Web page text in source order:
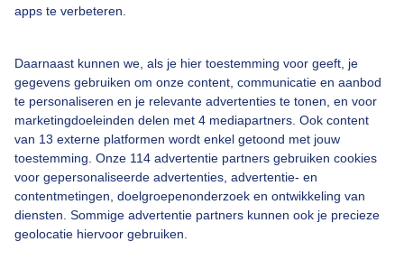
apps te verbeteren.
Daarnaast kunnen we, als je hier toestemming voor geeft, je
gegevens gebruiken om onze content, communicatie en aanbod
te personaliseren en je relevante advertenties te tonen, en voor
marketingdoeleinden delen met 4 mediapartners. Ook content
van 13 externe platformen wordt enkel getoond met jouw
toestemming. Onze 114 advertentie partners gebruiken cookies
voor gepersonaliseerde advertenties, advertentie- en
contentmetingen, doelgroepenonderzoek en ontwikkeling van
diensten. Sommige advertentie partners kunnen ook je precieze
geolocatie hiervoor gebruiken.
Over Buienradar
Bedrijfsgegevens